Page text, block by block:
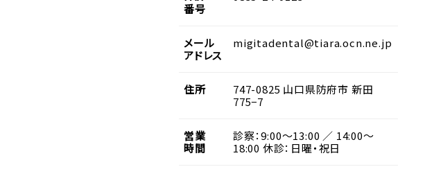
番号
メール
アドレス
migitadental@tiara.ocn.ne.jp
住所 747-0825 山口県防府市 新田
775−7
営業
時間
診察：9:00〜13:00 ／ 14:00〜
18:00 休診：日曜・祝日